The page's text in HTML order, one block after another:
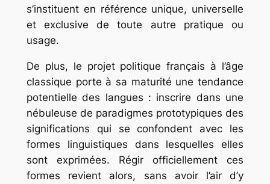
s’instituent en référence unique, universelle
et exclusive de toute autre pratique ou
usage.
De plus, le projet politique français à l’âge
classique porte à sa maturité une tendance
potentielle des langues : inscrire dans une
nébuleuse de paradigmes prototypiques des
significations qui se confondent avec les
formes linguistiques dans lesquelles elles
sont exprimées. Régir officiellement ces
formes revient alors, sans avoir l’air d’y